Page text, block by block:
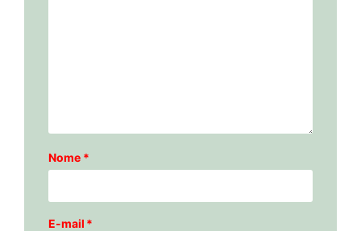
Nome *
E-mail *